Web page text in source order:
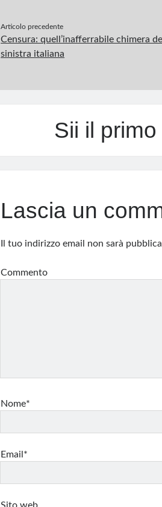
Articolo precedente
Censura: quell’inafferrabile chimera
sinistra italiana
Sii il
Lascia un
Il tuo indirizzo email non sarà
Commento
Nome*
Email*